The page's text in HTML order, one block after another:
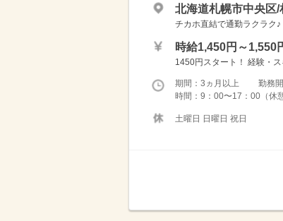
北海道札幌市中央区/
チカホ直結で通勤ラクラク♪
時給1,450円～1,550
1450円スタート！ 経験・
期間：3ヵ月以上 勤務開
時間：9：00〜17：00（休
土曜日 日曜日 祝日